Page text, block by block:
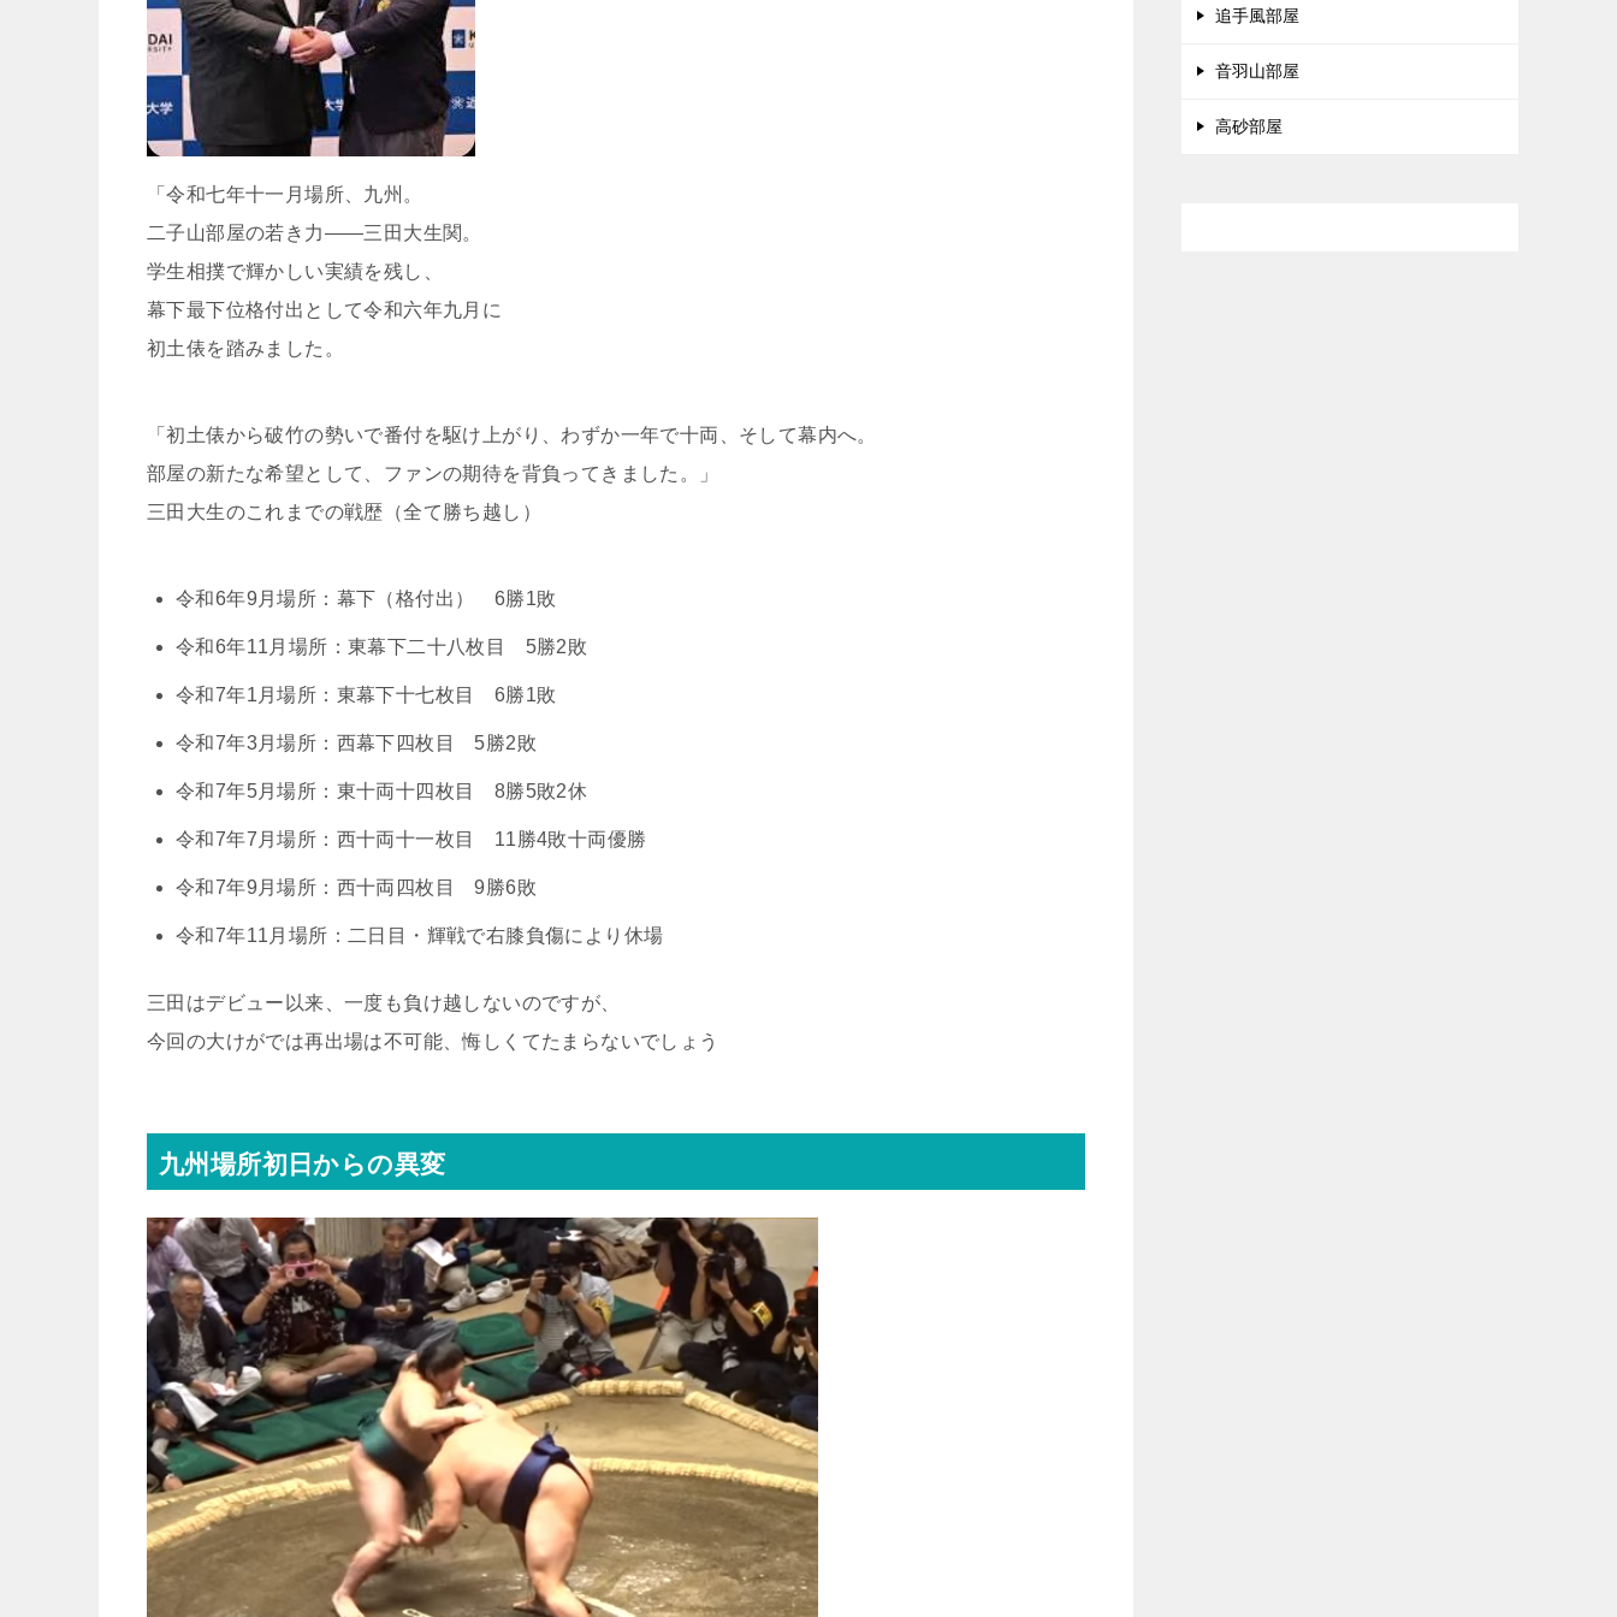
「令和七年十一月場所、九州。
二子山部屋の若き力――三田大生関。
学生相撲で輝かしい実績を残し、
幕下最下位格付出として令和六年九月に
初土俵を踏みました。
「初土俵から破竹の勢いで番付を駆け上がり、わずか一年で十両、そして幕内へ。
部屋の新たな希望として、ファンの期待を背負ってきました。」
三田大生のこれまでの戦歴（全て勝ち越し）
令和6年9月場所：幕下（格付出） 6勝1敗
令和6年11月場所：東幕下二十八枚目 5勝2敗
令和7年1月場所：東幕下十七枚目 6勝1敗
令和7年3月場所：西幕下四枚目 5勝2敗
令和7年5月場所：東十両十四枚目 8勝5敗2休
令和7年7月場所：西十両十一枚目 11勝4敗十両優勝
令和7年9月場所：西十両四枚目 9勝6敗
令和7年11月場所：二日目・輝戦で右膝負傷により休場
三田はデビュー以来、一度も負け越しないのですが、
今回の大けがでは再出場は不可能、悔しくてたまらないでしょう
九州場所初日からの異変
追手風部屋
音羽山部屋
高砂部屋